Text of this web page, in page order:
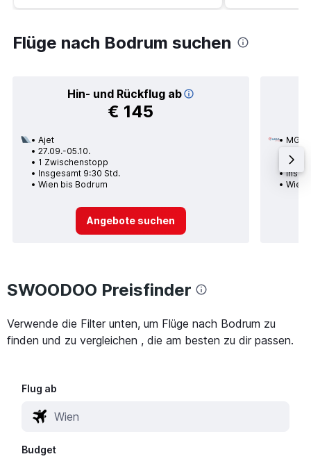
Flüge nach Bodrum suchen
Hin- und Rückflug ab
€ 145
Ajet
27.09.-05.10.
1 Zwischenstopp
Insgesamt 9:30 Std.
Wien bis Bodrum
Angebote suchen
MGA
Wien
SWOODOO Preisfinder
Verwende die Filter unten, um Flüge nach Bodrum zu
finden und zu vergleichen , die am besten zu dir passen.
Flug ab
Budget